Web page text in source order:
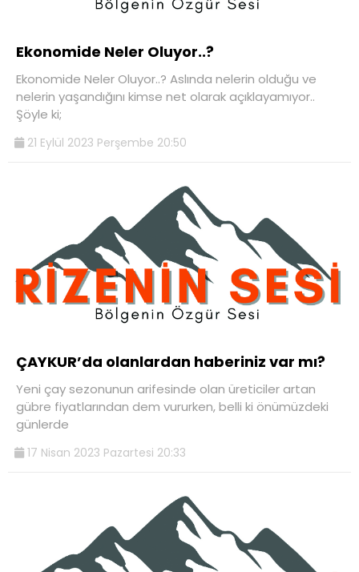
Ekonomide Neler Oluyor..?
Ekonomide Neler Oluyor..? Aslında nelerin olduğu ve
nelerin yaşandığını kimse net olarak açıklayamıyor..
Şöyle ki;
21 Eylül 2023 Perşembe 20:50
ÇAYKUR’da olanlardan haberiniz var mı?
Yeni çay sezonunun arifesinde olan üreticiler artan
gübre fiyatlarından dem vururken, belli ki önümüzdeki
günlerde
17 Nisan 2023 Pazartesi 20:33